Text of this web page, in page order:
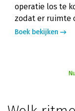
operatie los te
zodat er ruimte
Boek bekijken